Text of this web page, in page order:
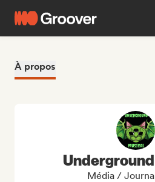
À propos
Média /